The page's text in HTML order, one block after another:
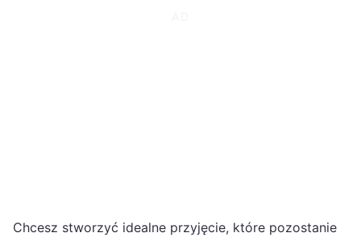
Chcesz stworzyć idealne przyjęcie, które pozostanie